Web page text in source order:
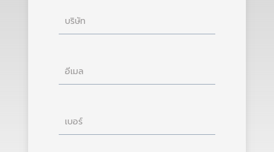
บริษัท
อีเมล
เบอร์